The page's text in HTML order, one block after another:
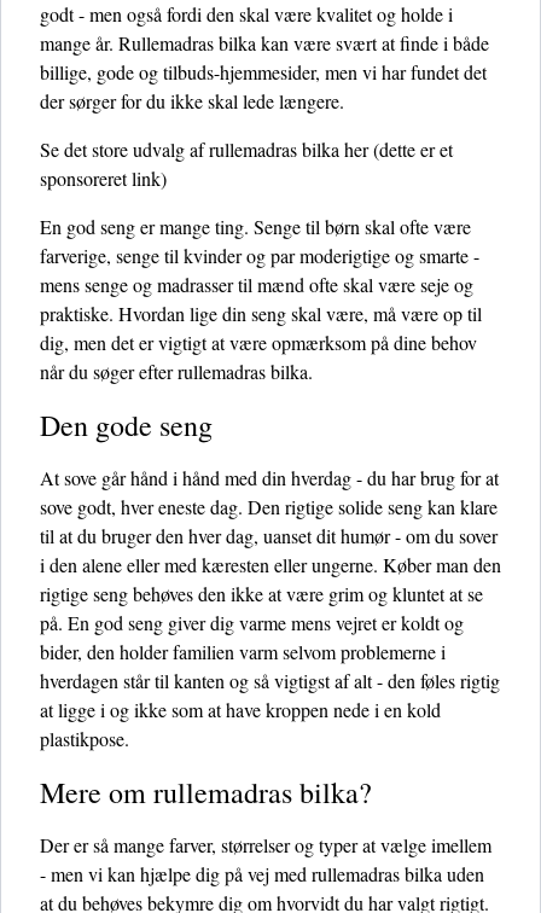
godt - men også fordi den skal være kvalitet og holde i
mange år. Rullemadras bilka kan være svært at finde i både
billige, gode og tilbuds-hjemmesider, men vi har fundet det
der sørger for du ikke skal lede længere.
Se det store udvalg af rullemadras bilka her(dette er et
sponsoreret link)
En god seng er mange ting. Senge til børn skal ofte være
farverige, senge til kvinder og par moderigtige og smarte -
mens senge og madrasser til mænd ofte skal være seje og
praktiske. Hvordan lige din seng skal være, må være op til
dig, men det er vigtigt at være opmærksom på dine behov
når du søger efter rullemadras bilka.
Den gode seng
At sove går hånd i hånd med din hverdag - du har brug for at
sove godt, hver eneste dag. Den rigtige solide seng kan klare
til at du bruger den hver dag, uanset dit humør - om du sover
i den alene eller med kæresten eller ungerne. Køber man den
rigtige seng behøves den ikke at være grim og kluntet at se
på. En god seng giver dig varme mens vejret er koldt og
bider, den holder familien varm selvom problemerne i
hverdagen står til kanten og så vigtigst af alt - den føles rigtig
at ligge i og ikke som at have kroppen nede i en kold
plastikpose.
Mere om rullemadras bilka?
Der er så mange farver, størrelser og typer at vælge imellem
- men vi kan hjælpe dig på vej med rullemadras bilka uden
at du behøves bekymre dig om hvorvidt du har valgt rigtigt.